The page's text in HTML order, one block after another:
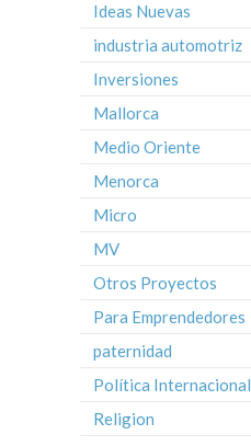
Ideas Nuevas
industria automotriz
Inversiones
Mallorca
Medio Oriente
Menorca
Micro
MV
Otros Proyectos
Para Emprendedores
paternidad
Política Internacional
Religion